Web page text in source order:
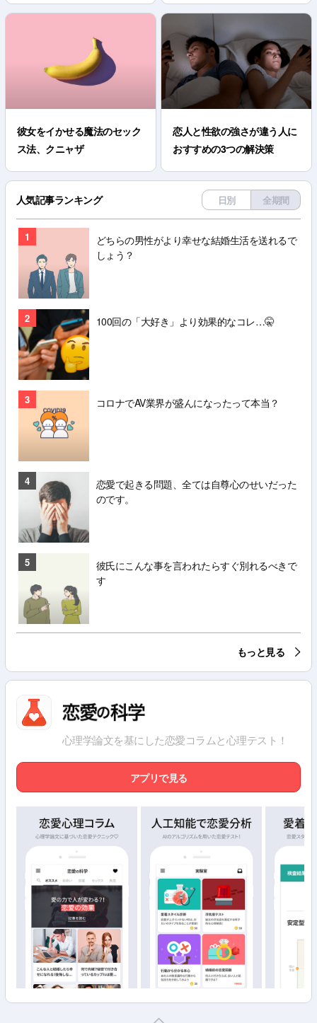
彼女をイかせる魔法のセック
ス法、クニャザ
恋人と性欲の強さが違う人に
おすすめの3つの解決策
人気記事ランキング 日別 全期間
1
どちらの男性がより幸せな結婚生活を送れるで
しょう？
2 100回の「大好き」より効果的なコレ…🤫
3 コロナでAV業界が盛んになったって本当？
4
恋愛で起きる問題、全ては自尊心のせいだった
のです。
5
彼氏にこんな事を言われたらすぐ別れるべきで
す
もっと見る
心理学論文を基にした恋愛コラムと心理テスト！
アプリで見る